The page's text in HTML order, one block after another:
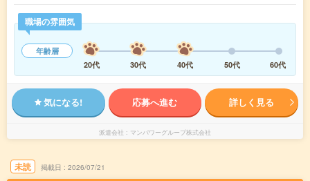
職場の雰囲気
年齢層
20代
30代 40代 50代 60代
気になる! 応募へ進む 詳しく見る
派遣会社 マンパワーグループ株式会社
未読 掲載日 2026/07/21